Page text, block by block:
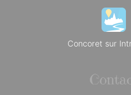
Concoret sur